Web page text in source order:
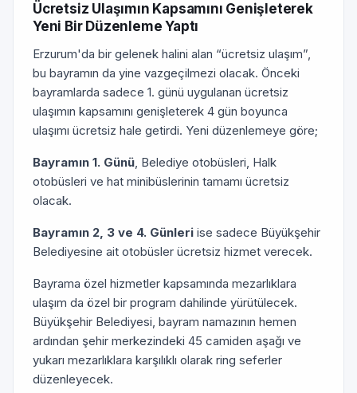
Ücretsiz Ulaşımın Kapsamını Genişleterek
Yeni Bir Düzenleme Yaptı
Erzurum'da bir gelenek halini alan “ücretsiz ulaşım”,
bu bayramın da yine vazgeçilmezi olacak. Önceki
bayramlarda sadece 1. günü uygulanan ücretsiz
ulaşımın kapsamını genişleterek 4 gün boyunca
ulaşımı ücretsiz hale getirdi. Yeni düzenlemeye göre;
Bayramın 1. Günü, Belediye otobüsleri, Halk
otobüsleri ve hat minibüslerinin tamamı ücretsiz
olacak.
Bayramın 2, 3 ve 4. Günleri ise sadece Büyükşehir
Belediyesine ait otobüsler ücretsiz hizmet verecek.
Bayrama özel hizmetler kapsamında mezarlıklara
ulaşım da özel bir program dahilinde yürütülecek.
Büyükşehir Belediyesi, bayram namazının hemen
ardından şehir merkezindeki 45 camiden aşağı ve
yukarı mezarlıklara karşılıklı olarak ring seferler
düzenleyecek.